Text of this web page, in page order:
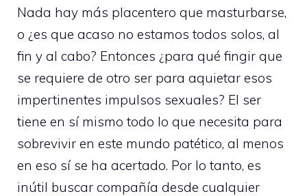
Nada hay más placentero que masturbarse,
o ¿es que acaso no estamos todos solos, al
fin y al cabo? Entonces ¿para qué fingir que
se requiere de otro ser para aquietar esos
impertinentes impulsos sexuales? El ser
tiene en sí mismo todo lo que necesita para
sobrevivir en este mundo patético, al menos
en eso sí se ha acertado. Por lo tanto, es
inútil buscar compañía desde cualquier